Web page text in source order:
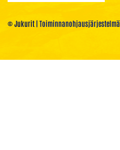
© Jukurit | Toiminnanohjausjärjestelmä